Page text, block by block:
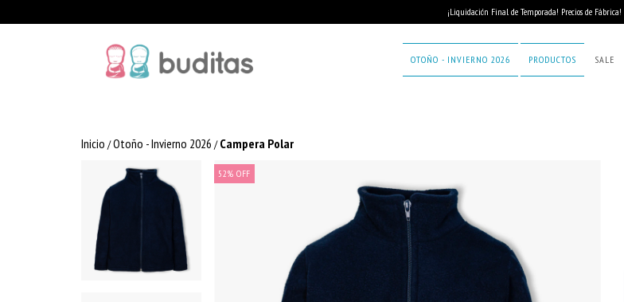
¡Liquidación Final de Temporada! Precios de Fábrica!
OTOÑO - INVIERNO 2026 PRODUCTOS SALE
Inicio /Otoño - Invierno 2026 / Campera Polar
52%OFF